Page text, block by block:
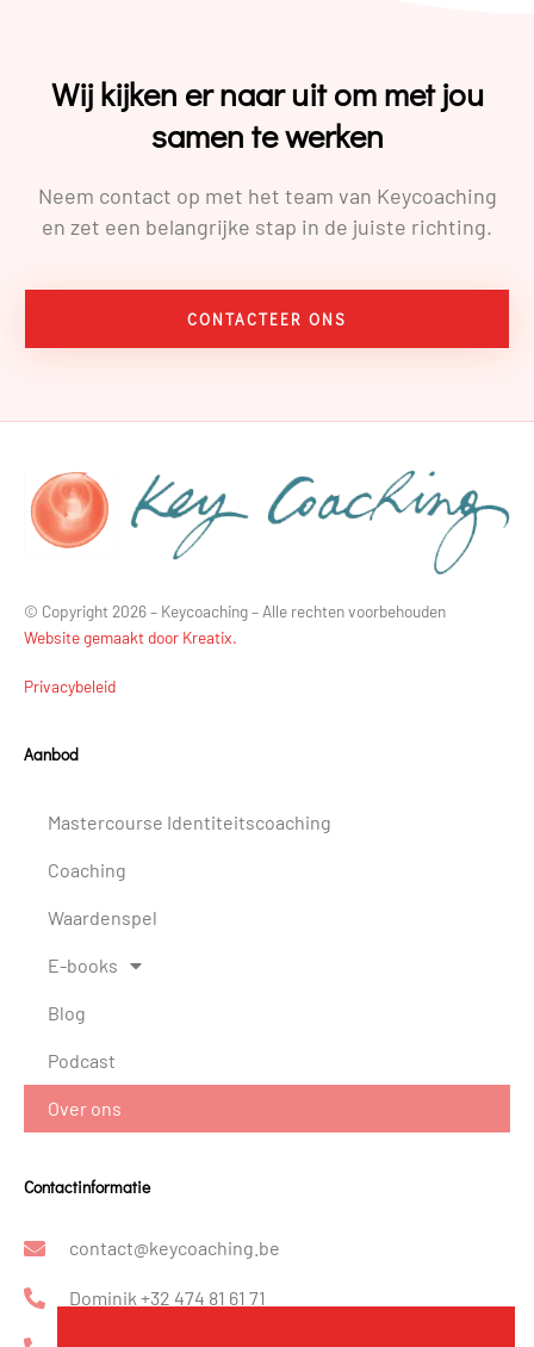
Wij kijken er naar uit om met jou
samen te werken
Neem contact op met het team van Keycoaching
en zet een belangrijke stap in de juiste richting.
CONTACTEER ONS
© Copyright 2026 – Keycoaching – Alle rechten voorbehouden
Website gemaakt door Kreatix.
Privacybeleid
Aanbod
Mastercourse Identiteitscoaching
Coaching
Waardenspel
E-books
Blog
Podcast
Over ons
Contactinformatie
contact@keycoaching.be
Dominik +32 474 81 61 71